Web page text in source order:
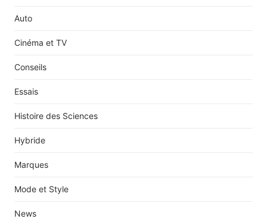
Auto
Cinéma et TV
Conseils
Essais
Histoire des Sciences
Hybride
Marques
Mode et Style
News